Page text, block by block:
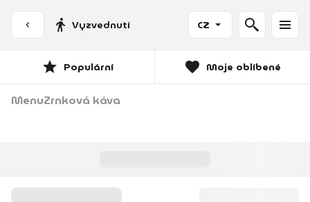
Vyzvednutí CZ
Populární Moje oblíbené
MenuZrnková káva